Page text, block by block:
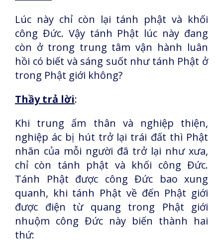
Lúc này chỉ còn lại tánh phật và khối
công Đức. Vậy tánh Phật lúc này đang
còn ở trong trung tâm vận hành luân
hồi có biết và sáng suốt như tánh Phật ở
trong Phật giới không?
Thầy trả lời:
Khi trung ấm thân và nghiệp thiện,
nghiệp ác bị hút trở lại trái đất thì Phật
nhãn của mỗi người đã trở lại như xưa,
chỉ còn tánh phật và khối công Đức.
Tánh Phật được công Đức bao xung
quanh, khi tánh Phật về đến Phật giới
được điện từ quang trong Phật giới
nhuộm công Đức này biến thành hai
thứ: